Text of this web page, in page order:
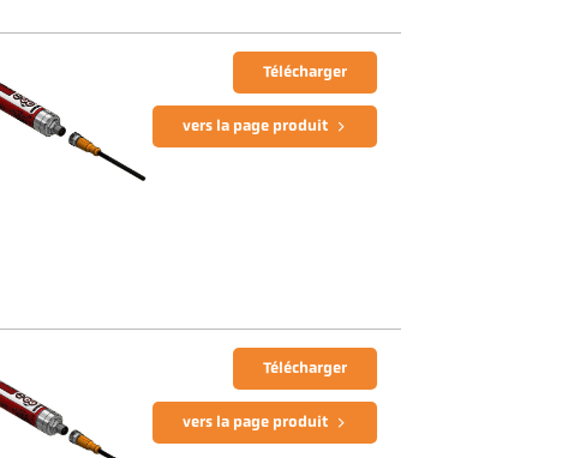
Télécharger
vers la page produit
Télécharger
vers la page produit